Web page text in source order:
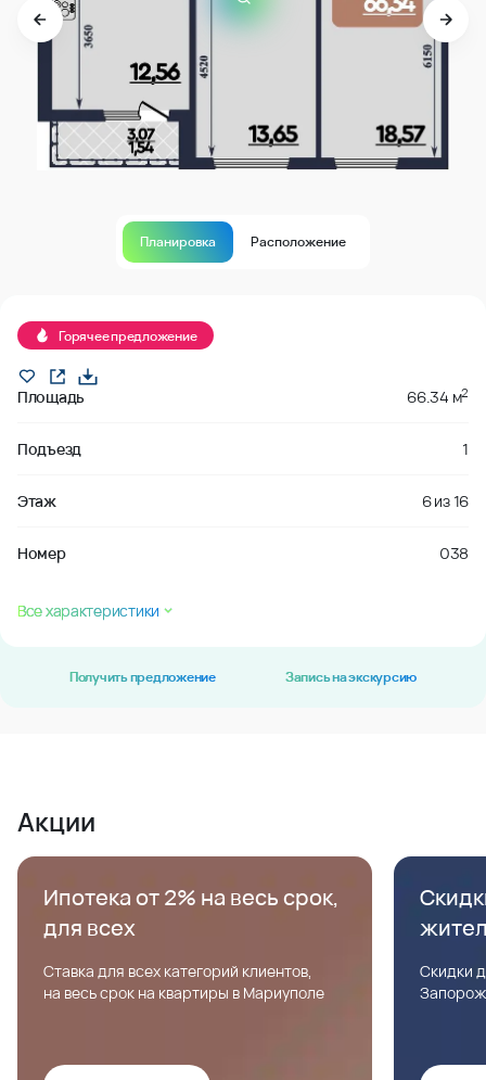
Планировка Расположение
Горячее предложение
Площадь 66.34 м2
Подъезд 1
Этаж 6из16
Номер 038
Все характеристики
Получить предложение Запись на экскурсию
Акции
Ипотека от 2% на весь срок,
для всех
Ставка для всех категорий клиентов,
на весь срок на квартиры в Мариуполе
Скидки